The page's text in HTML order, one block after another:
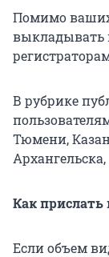
Помимо
выкладывать
В рубрике
Тюмени,
Как прислать
Если объем